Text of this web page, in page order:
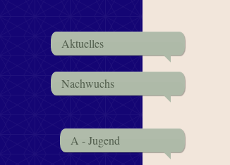
Aktuelles
Nachwuchs
A - Jugend